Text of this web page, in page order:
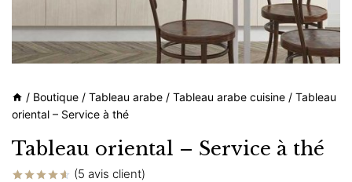
/ Boutique / Tableau arabe / Tableau arabe cuisine / Tableau
oriental – Service à thé
Tableau oriental – Service à thé
(5 avis client)